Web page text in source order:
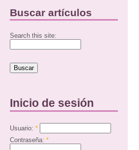
Buscar artículos
Search this site:
Inicio de sesión
Usuario: *
Contraseña: *